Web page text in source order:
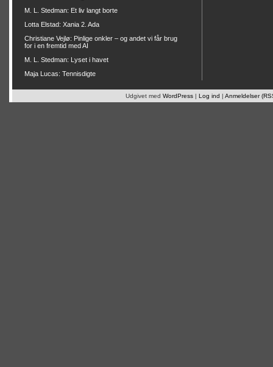
M. L. Stedman: Et liv langt borte
Lotta Elstad: Xania 2. Ada
Christiane Vejlø: Pinlige onkler – og andet vi får brug
for i en fremtid med AI
M. L. Stedman: Lyset i havet
Maja Lucas: Tennisdigte
Udgivet med WordPress | Log ind | Anmeldelser